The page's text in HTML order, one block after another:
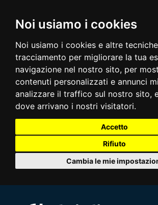
Noi usiamo i cookies
Noi usiamo i cookies e altre
tracciamento per migliorare la tua
navigazione nel nostro sito, per
contenuti personalizzati e annunci
analizzare il traffico sul nostro sito,
dove arrivano i nostri visitatori.
Accetto
Rifiuto
Cambia le mie